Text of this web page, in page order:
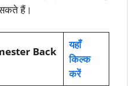
हैं।
Back
यहाँ
किल्क
करें